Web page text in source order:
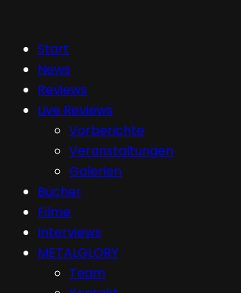
Start
News
Reviews
Live Reviews
Vorberichte
Veranstaltungen
Galerien
Bücher
Filme
Interviews
METALGLORY
Team